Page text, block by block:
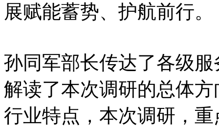
展赋能蓄势、护航前行。
孙同军部长传达了各级
解读了本次调研的总体
行业特点，本次调研，